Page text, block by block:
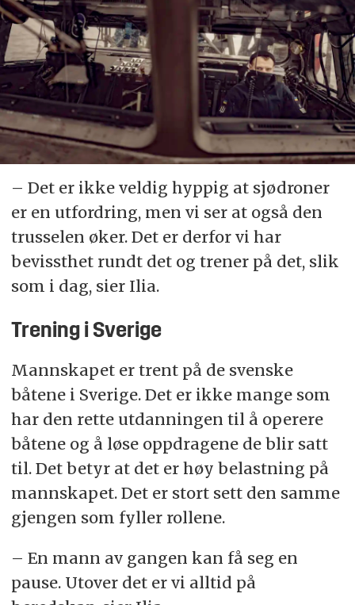
– Det er ikke veldig hyppig at sjødroner
er en utfordring, men vi ser at også den
trusselen øker. Det er derfor vi har
bevissthet rundt det og trener på det, slik
som i dag, sier Ilia.
Trening i Sverige
Mannskapet er trent på de svenske
båtene i Sverige. Det er ikke mange som
har den rette utdanningen til å operere
båtene og å løse oppdragene de blir satt
til. Det betyr at det er høy belastning på
mannskapet. Det er stort sett den samme
gjengen som fyller rollene.
– En mann av gangen kan få seg en
pause. Utover det er vi alltid på